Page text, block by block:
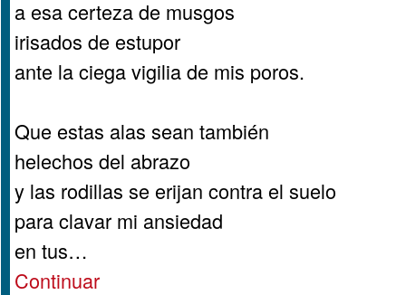
a esa certeza de musgos
irisados de estupor
ante la ciega vigilia de mis poros.
Que estas alas sean también
helechos del abrazo
y las rodillas se erijan contra el suelo
para clavar mi ansiedad
en tus…
Continuar